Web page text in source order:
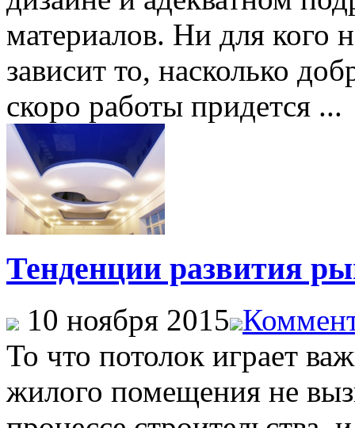
материалов. Ни для кого
зависит то, насколько
скоро работы придется ...
Тенденции развития
10 ноября 2015
То что потолок играет
жилого помещения не